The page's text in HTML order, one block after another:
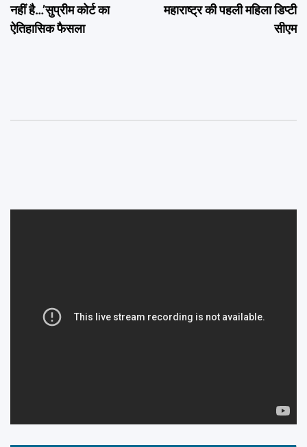
नहीं है…’सुप्रीम कोर्ट का
ऐतिहासिक फैसला
महाराष्ट्र की पहली महिला डिप्टी
सीएम